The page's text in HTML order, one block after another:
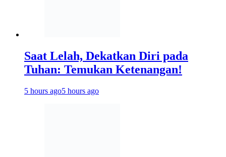
Saat Lelah, Dekatkan Diri pada
Tuhan: Temukan Ketenangan!
5 hours ago5 hours ago